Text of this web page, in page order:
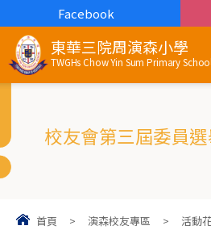
東華三院周演森小學
TWGHs Chow Yin Sum Primary School
Facebook
校友會第三屆委員
首頁 > 演森校友專區 > 活動